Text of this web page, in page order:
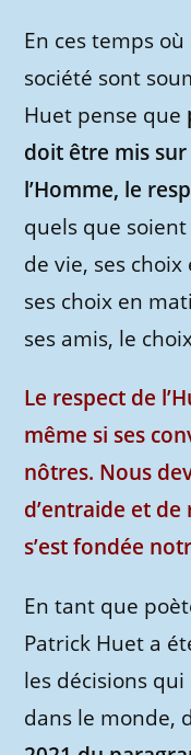
En ces temps
société sont
Huet pense que
doit être mis
l’Homme, le
quels que
de vie, ses
ses choix en
ses amis, le
Le respect de
même si ses
nôtres. Nous
d’entraide et
s’est fondée
En tant que
Patrick Huet a
les décisions
dans le monde,